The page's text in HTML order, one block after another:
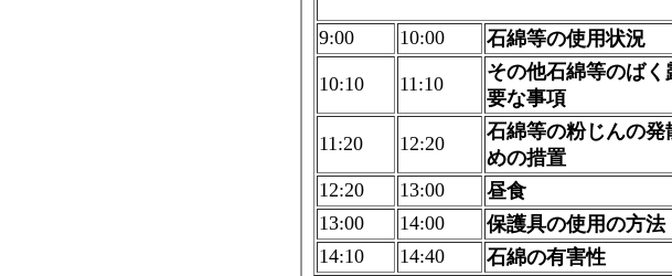
9:00 10:00 石綿等の使用状況
10:10 11:10
その他石綿等のば
要な事項
11:20 12:20
石綿等の粉じんの発
めの措置
12:20 13:00
昼食
13:00
14:00 保護具の使用の方法
14:10
14:40 石綿の有害性